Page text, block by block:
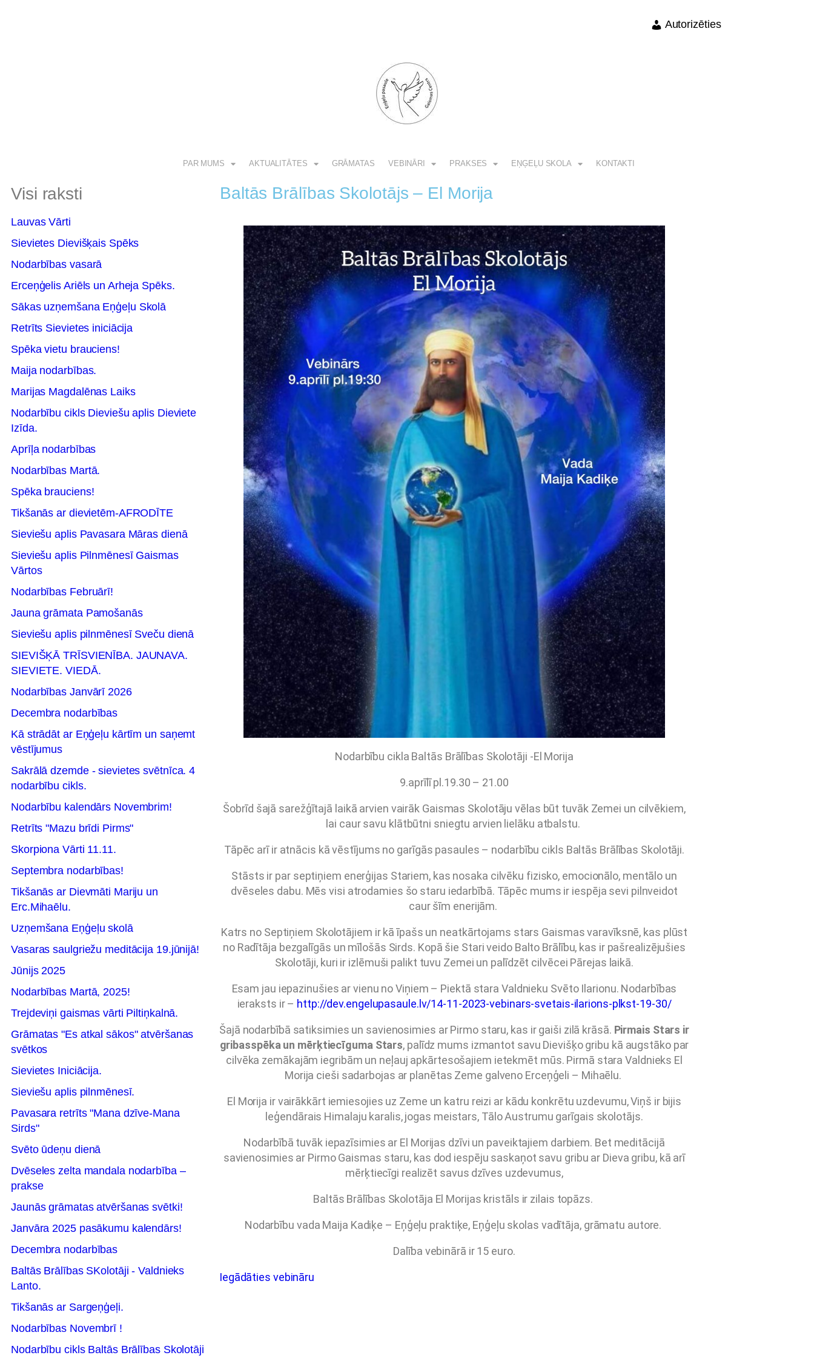
Autorizēties
PAR MUMS AKTUALITĀTES GRĀMATAS VEBINĀRI PRAKSES EŅĢEĻU SKOLA KONTAKTI
Visi raksti Baltās Brālības Skolotājs – El Morija
Lauvas Vārti
Sievietes Dievišķais Spēks
Nodarbības vasarā
Erceņģelis Ariēls un Arheja Spēks.
Sākas uzņemšana Eņģeļu Skolā
Retrīts Sievietes iniciācija
Spēka vietu brauciens!
Maija nodarbības.
Marijas Magdalēnas Laiks
Nodarbību cikls Dieviešu aplis Dieviete
Izīda.
Aprīļa nodarbības
Nodarbības Martā.
Spēka brauciens!
Tikšanās ar dievietēm-AFRODĪTE
Sieviešu aplis Pavasara Māras dienā
Sieviešu aplis Pilnmēnesī Gaismas
Vārtos
Nodarbības Februārī!
Jauna grāmata Pamošanās
Sieviešu aplis pilnmēnesī Sveču dienā
SIEVIŠĶĀ TRĪSVIENĪBA. JAUNAVA.
SIEVIETE. VIEDĀ.
Nodarbības Janvārī 2026
Decembra nodarbības
Kā strādāt ar Eņģeļu kārtīm un saņemt
vēstījumus
Sakrālā dzemde - sievietes svētnīca. 4
nodarbību cikls.
Nodarbību kalendārs Novembrim!
Retrīts "Mazu brīdi Pirms"
Skorpiona Vārti 11.11.
Septembra nodarbības!
Tikšanās ar Dievmāti Mariju un
Erc.Mihaēlu.
Uzņemšana Eņģeļu skolā
Vasaras saulgriežu meditācija 19.jūnijā!
Jūnijs 2025
Nodarbības Martā, 2025!
Trejdeviņi gaismas vārti Piltiņkalnā.
Grāmatas "Es atkal sākos" atvēršanas
svētkos
Sievietes Iniciācija.
Sieviešu aplis pilnmēnesī.
Pavasara retrīts "Mana dzīve-Mana
Sirds"
Svēto ūdeņu dienā
Dvēseles zelta mandala nodarbība –
prakse
Jaunās grāmatas atvēršanas svētki!
Janvāra 2025 pasākumu kalendārs!
Decembra nodarbības
Baltās Brālības SKolotāji - Valdnieks
Lanto.
Tikšanās ar Sargeņģeļi.
Nodarbības Novembrī !
Nodarbību cikls Baltās Brālības Skolotāji
Nodarbību cikla Baltās Brālības Skolotāji -El Morija
9.aprīlī pl.19.30 – 21.00
Šobrīd šajā sarežģītajā laikā arvien vairāk Gaismas Skolotāju vēlas būt tuvāk Zemei un cilvēkiem,
lai caur savu klātbūtni sniegtu arvien lielāku atbalstu.
Tāpēc arī ir atnācis kā vēstījums no garīgās pasaules – nodarbību cikls Baltās Brālības Skolotāji.
Stāsts ir par septiņiem enerģijas Stariem, kas nosaka cilvēku fizisko, emocionālo, mentālo un
dvēseles dabu. Mēs visi atrodamies šo staru iedarbībā. Tāpēc mums ir iespēja sevi pilnveidot
caur šīm enerijām.
Katrs no Septiņiem Skolotājiem ir kā īpašs un neatkārtojams stars Gaismas varavīksnē, kas plūst
no Radītāja bezgalīgās un mīlošās Sirds. Kopā šie Stari veido Balto Brālību, kas ir pašrealizējušies
Skolotāji, kuri ir izlēmuši palikt tuvu Zemei un palīdzēt cilvēcei Pārejas laikā.
Esam jau iepazinušies ar vienu no Viņiem – Piektā stara Valdnieku Svēto Ilarionu. Nodarbības
ieraksts ir – http://dev.engelupasaule.lv/14-11-2023-vebinars-svetais-ilarions-plkst-19-30/
Šajā nodarbībā satiksimies un savienosimies ar Pirmo staru, kas ir gaiši zilā krāsā. Pirmais Stars ir
gribasspēka un mērķtiecīguma Stars, palīdz mums izmantot savu Dievišķo gribu kā augstāko par
cilvēka zemākajām iegribām un neļauj apkārtesošajiem ietekmēt mūs. Pirmā stara Valdnieks El
Morija cieši sadarbojas ar planētas Zeme galveno Erceņģeli – Mihaēlu.
El Morija ir vairākkārt iemiesojies uz Zeme un katru reizi ar kādu konkrētu uzdevumu, Viņš ir bijis
leģendārais Himalaju karalis, jogas meistars, Tālo Austrumu garīgais skolotājs.
Nodarbībā tuvāk iepazīsimies ar El Morijas dzīvi un paveiktajiem darbiem. Bet meditācijā
savienosimies ar Pirmo Gaismas staru, kas dod iespēju saskaņot savu gribu ar Dieva gribu, kā arī
mērķtiecīgi realizēt savus dzīves uzdevumus,
Baltās Brālības Skolotāja El Morijas kristāls ir zilais topāzs.
Nodarbību vada Maija Kadiķe – Eņģeļu praktiķe, Eņģeļu skolas vadītāja, grāmatu autore.
Dalība vebinārā ir 15 euro.
Iegādāties vebināru